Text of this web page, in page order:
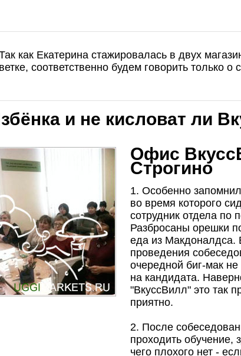
как Екатерина стажировалась в двух
ветке, соответственно будем говорить только о
и не кисловат ли
Офис
Строгино
1. Особенно
во время которого
сотрудник отдела по
Разбросаны орешки
еда из Макдоналдса.
проведения
очередной биг-мак
на кандидата.
"ВкуссВилл" это так
приятно.
2. После
проходить обучение,
чего плохого нет -